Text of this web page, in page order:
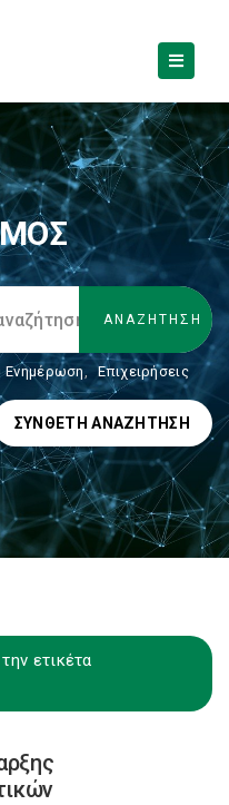
Ενημέρωση, Επιχειρήσεις
ΣΎΝΘΕΤΗ ΑΝΑΖΉΤΗΣΗ
ετικέτα